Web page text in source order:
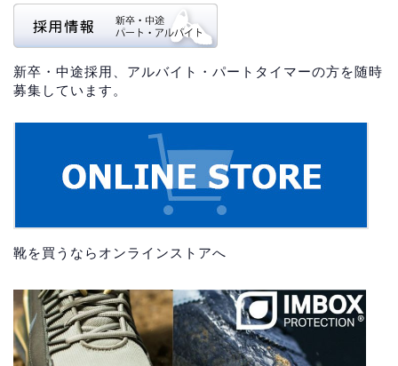
新卒・中途採用、アルバイト・パートタイマーの方を随時
募集しています。
靴を買うならオンラインストアへ